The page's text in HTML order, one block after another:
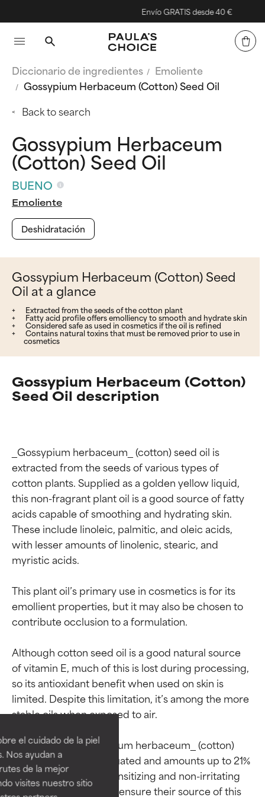
el cuidado de la piel
Nos ayudan a
de la mejor
visites nuestro sitio
Envío GRATIS desde 40 €
Diccionario de ingredientes
Emoliente
Gossypium Herbaceum (Cotton) Seed Oil
Back to search
Gossypium Herbaceum
(Cotton) Seed Oil
BUENO
Emoliente
Deshidratación
Gossypium Herbaceum (Cotton) Seed
Oil at a glance
Extracted from the seeds of the cotton plant
Fatty acid profile offers emolliency to smooth and hydrate skin
Considered safe as used in cosmetics if the oil is refined
Contains natural toxins that must be removed prior to use in
cosmetics
Gossypium Herbaceum (Cotton)
Seed Oil description
_Gossypium herbaceum_ (cotton) seed oil is
extracted from the seeds of various types of
cotton plants. Supplied as a golden yellow liquid,
this non-fragrant plant oil is a good source of fatty
acids capable of smoothing and hydrating skin.
These include linoleic, palmitic, and oleic acids,
with lesser amounts of linolenic, stearic, and
myristic acids.
This plant oil’s primary use in cosmetics is for its
emollient properties, but it may also be chosen to
contribute occlusion to a formulation.
Although cotton seed oil is a good natural source
of vitamin E, much of this is lost during processing,
so its antioxidant benefit when used on skin is
limited. Despite this limitation, it’s among the more
stable oils when exposed to air.
The safety of _Gossypium herbaceum_ (cotton)
seed oil has been evaluated and amounts up to 21%
are considered non-sensitizing and non-irritating
to skin. Suppliers must ensure their source of this
Calificaciones de
ingredientes
EXCELENTE
Ingrediente sobresaliente con
beneficios reales para la piel. Su
eficacia está demostrada y
Calificaciones de
ingredientes
EXCELENTE
Ingrediente sobresaliente con
beneficios reales para la piel. Su
eficacia está demostrada y